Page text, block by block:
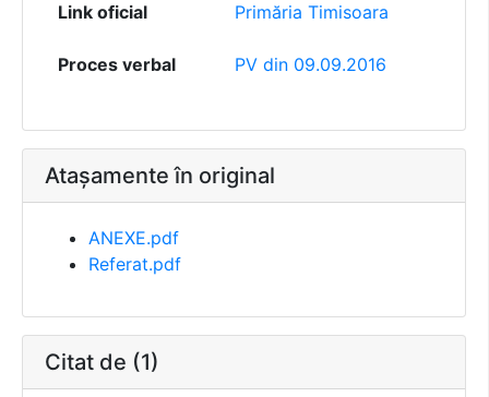
Link oficial Primăria Timisoara
Proces verbal PV din 09.09.2016
Atașamente în original
ANEXE.pdf
Referat.pdf
Citat de (1)